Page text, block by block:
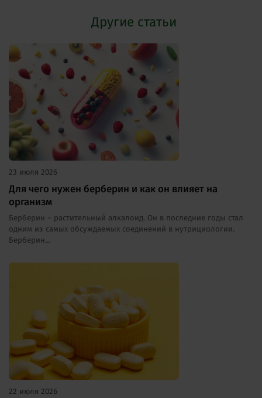
Другие статьи
23 июля 2026
Для чего нужен берберин и как он влияет на
организм
Берберин – растительный алкалоид. Он в последние годы стал
одним из самых обсуждаемых соединений в нутрициологии.
Берберин...
22 июля 2026